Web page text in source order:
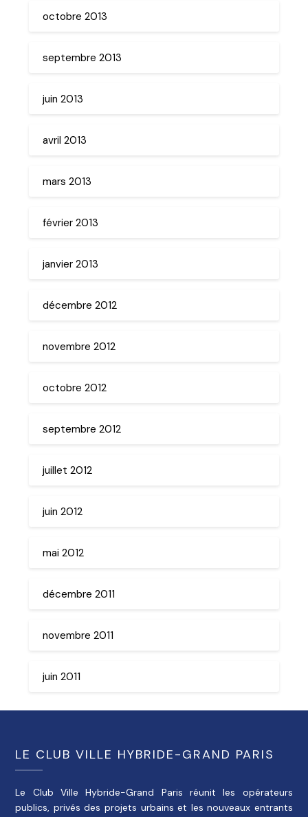
octobre 2013
septembre 2013
juin 2013
avril 2013
mars 2013
février 2013
janvier 2013
décembre 2012
novembre 2012
octobre 2012
septembre 2012
juillet 2012
juin 2012
mai 2012
décembre 2011
novembre 2011
juin 2011
LE CLUB VILLE HYBRIDE-GRAND PARIS
Le Club Ville Hybride-Grand Paris réunit les opérateurs
publics, privés des projets urbains et les nouveaux entrants